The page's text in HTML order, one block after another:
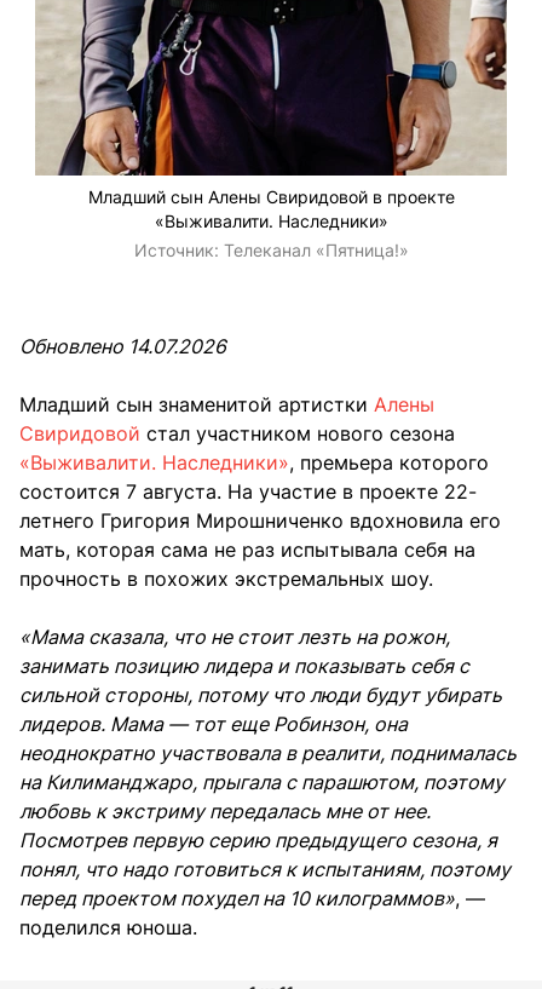
Младший сын Алены Свиридовой в проекте
«Выживалити. Наследники»
Источник: Телеканал «Пятница!»
Обновлено 14.07.2026
Младший сын знаменитой артистки Алены
Свиридовой стал участником нового сезона
«Выживалити. Наследники», премьера которого
состоится 7 августа. На участие в проекте 22-
летнего Григория Мирошниченко вдохновила его
мать, которая сама не раз испытывала себя на
прочность в похожих экстремальных шоу.
«Мама сказала, что не стоит лезть на рожон,
занимать позицию лидера и показывать себя с
сильной стороны, потому что люди будут убирать
лидеров. Мама — тот еще Робинзон, она
неоднократно участвовала в реалити, поднималась
на Килиманджаро, прыгала с парашютом, поэтому
любовь к экстриму передалась мне от нее.
Посмотрев первую серию предыдущего сезона, я
понял, что надо готовиться к испытаниям, поэтому
перед проектом похудел на 10 килограммов», —
поделился юноша.